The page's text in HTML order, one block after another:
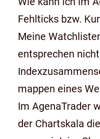
Fehlticks bzw.
Meine
entsprechen
mappen eines
Im AgenaTrader
der Chartskala